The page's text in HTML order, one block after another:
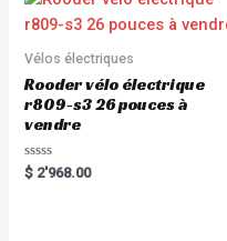
Vélos électriques
Rooder vélo électrique
r809-s3 26 pouces à
vendre
R
a
$ 2'968.00